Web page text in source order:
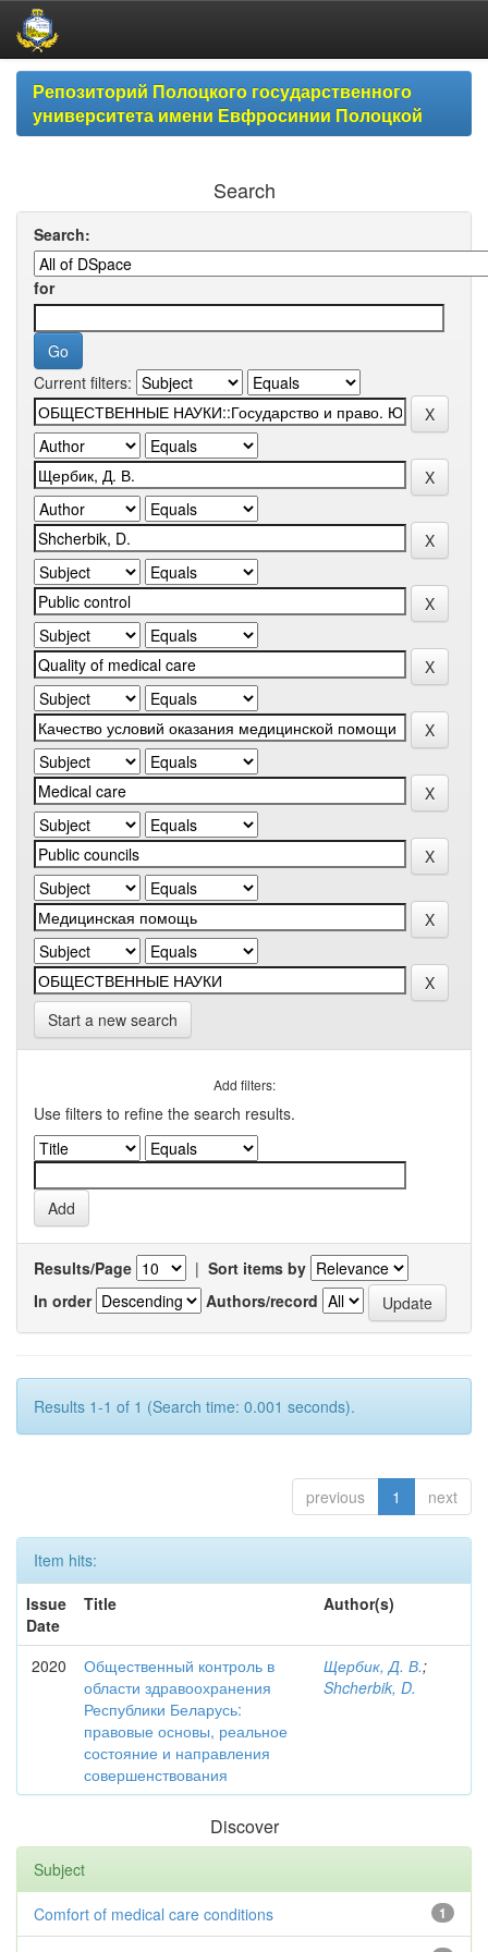
Skip
navigationРепозиторий Полоцкого государственного
университета имени Евфросинии Полоцкой
Search
Search:
for
Current filters:
Start a new search
Add filters:
Use filters to refine the search results.
Results/Page | Sort items by
In order
Authors/record
Results 1-1 of 1 (Search time: 0.001 seconds).
previous 1 next
Item hits:
Issue
Date
Title Author(s)
2020
Общественный контроль в
области здравоохранения
Республики Беларусь:
правовые основы, реальное
состояние и направления
совершенствования
Щербик, Д. В.;
Shcherbik, D.
Discover
Subject
1
Comfort of medical care conditions